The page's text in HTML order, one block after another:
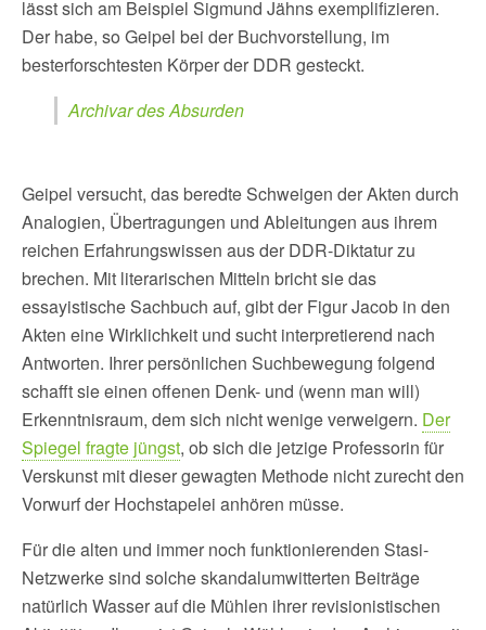
lässt sich am Beispiel Sigmund Jähns exemplifizieren.
Der habe, so Geipel bei der Buchvorstellung, im
besterforschtesten Körper der DDR gesteckt.
Archivar des Absurden
Geipel versucht, das beredte Schweigen der Akten durch
Analogien, Übertragungen und Ableitungen aus ihrem
reichen Erfahrungswissen aus der DDR-Diktatur zu
brechen. Mit literarischen Mitteln bricht sie das
essayistische Sachbuch auf, gibt der Figur Jacob in den
Akten eine Wirklichkeit und sucht interpretierend nach
Antworten. Ihrer persönlichen Suchbewegung folgend
schafft sie einen offenen Denk- und (wenn man will)
Erkenntnisraum, dem sich nicht wenige verweigern. Der
Spiegel fragte jüngst, ob sich die jetzige Professorin für
Verskunst mit dieser gewagten Methode nicht zurecht den
Vorwurf der Hochstapelei anhören müsse.
Für die alten und immer noch funktionierenden Stasi-
Netzwerke sind solche skandalumwitterten Beiträge
natürlich Wasser auf die Mühlen ihrer revisionistischen